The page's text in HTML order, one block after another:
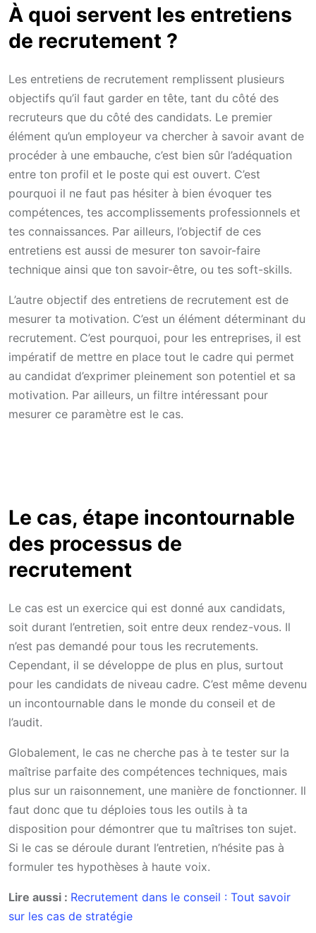
À quoi servent les entretiens
de recrutement ?
Les entretiens de recrutement remplissent plusieurs
objectifs qu’il faut garder en tête, tant du côté des
recruteurs que du côté des candidats. Le premier
élément qu’un employeur va chercher à savoir avant de
procéder à une embauche, c’est bien sûr l’adéquation
entre ton profil et le poste qui est ouvert. C’est
pourquoi il ne faut pas hésiter à bien évoquer tes
compétences, tes accomplissements professionnels et
tes connaissances. Par ailleurs, l’objectif de ces
entretiens est aussi de mesurer ton savoir-faire
technique ainsi que ton savoir-être, ou tes soft-skills.
L’autre objectif des entretiens de recrutement est de
mesurer ta motivation. C’est un élément déterminant du
recrutement. C’est pourquoi, pour les entreprises, il est
impératif de mettre en place tout le cadre qui permet
au candidat d’exprimer pleinement son potentiel et sa
motivation. Par ailleurs, un filtre intéressant pour
mesurer ce paramètre est le cas.
Le cas, étape incontournable
des processus de
recrutement
Le cas est un exercice qui est donné aux candidats,
soit durant l’entretien, soit entre deux rendez-vous. Il
n’est pas demandé pour tous les recrutements.
Cependant, il se développe de plus en plus, surtout
pour les candidats de niveau cadre. C’est même devenu
un incontournable dans le monde du conseil et de
l’audit.
Globalement, le cas ne cherche pas à te tester sur la
maîtrise parfaite des compétences techniques, mais
plus sur un raisonnement, une manière de fonctionner. Il
faut donc que tu déploies tous les outils à ta
disposition pour démontrer que tu maîtrises ton sujet.
Si le cas se déroule durant l’entretien, n’hésite pas à
formuler tes hypothèses à haute voix.
Lire aussi : Recrutement dans le conseil : Tout savoir
sur les cas de stratégie